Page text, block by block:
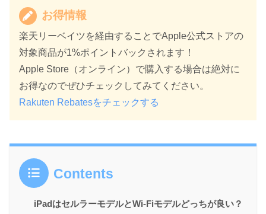
お得情報
楽天リーベイツを経由することでApple公式ストアの
対象商品が1%ポイントバックされます！
Apple Store（オンライン）で購入する場合は絶対に
お得なのでぜひチェックしてみてください。
Rakuten Rebatesをチェックする
Contents
iPadはセルラーモデルとWi-Fiモデルどっちが良い？